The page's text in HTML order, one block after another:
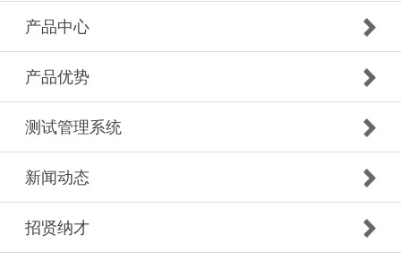
产品中心
产品优势
测试管理系统
新闻动态
招贤纳才